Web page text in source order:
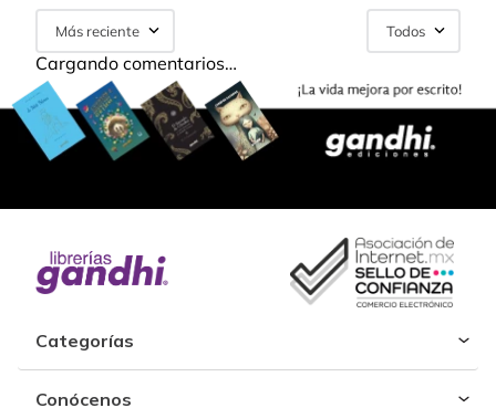
Más reciente Todos
Cargando comentarios…
Categorías
Conócenos